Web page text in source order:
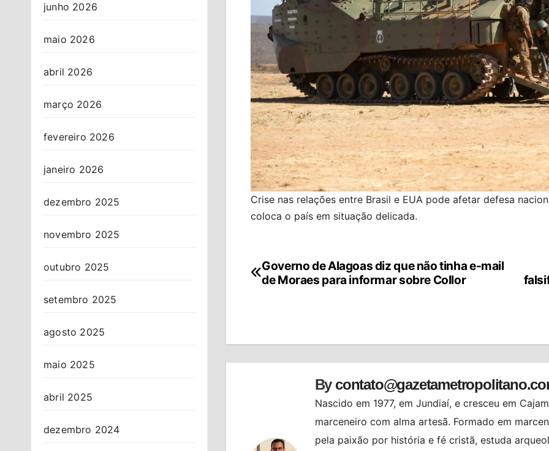
junho 2026
maio 2026
abril 2026
março 2026
fevereiro 2026
janeiro 2026
dezembro 2025
novembro 2025
outubro 2025
setembro 2025
agosto 2025
maio 2025
abril 2025
dezembro 2024
Crise nas relações entre Brasil e EUA pode afetar defesa
coloca o país em situação delicada.
Navegação
Governo de Alagoas diz que não tinha e-mail
de Moraes para informar sobre Collor
By
Nascido em 1977, em Jundiaí, e cresceu em
marceneiro com alma artesã. Formado em
pela paixão por história e fé cristã, estuda